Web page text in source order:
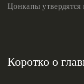
Цонкапы
Коротко о